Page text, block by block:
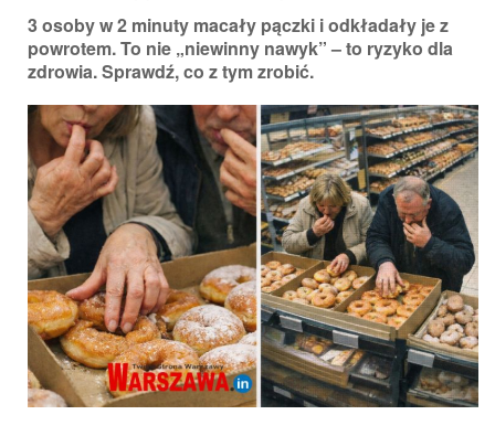
3 osoby w 2 minuty macały pączki i odkładały je z
powrotem. To nie „niewinny nawyk” – to ryzyko dla
zdrowia. Sprawdź, co z tym zrobić.